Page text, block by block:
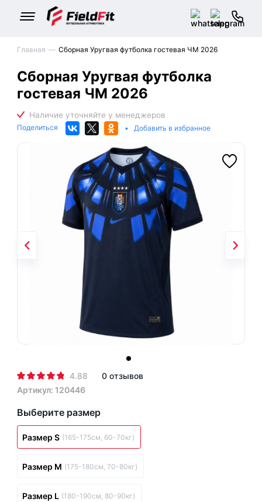
Главная Сборная Уругвая футболка гостевая ЧМ 2026
Сборная Уругвая футболка
гостевая ЧМ 2026
Поделиться • Добавить в избранное
4.88
0 отзывов
Артикул: 120446
Выберите размер
Размер S (165-175см, 60-70кг)
Размер M (175-180см, 70-80кг)
Размер L (180-190см, 80-90кг)